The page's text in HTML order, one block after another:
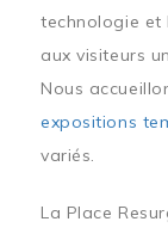
technologie et
aux visiteurs
Nous
expositions
variés.
La Place